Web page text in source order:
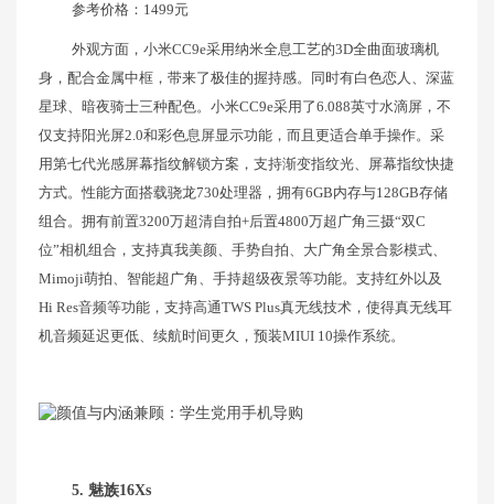
参考价格：1499元
外观方面，小米CC9e采用纳米全息工艺的3D全曲面玻璃机
身，配合金属中框，带来了极佳的握持感。同时有白色恋人、深蓝
星球、暗夜骑士三种配色。小米CC9e采用了6.088英寸水滴屏，不
仅支持阳光屏2.0和彩色息屏显示功能，而且更适合单手操作。采
用第七代光感屏幕指纹解锁方案，支持渐变指纹光、屏幕指纹快捷
方式。性能方面搭载骁龙730处理器，拥有6GB内存与128GB存储
组合。拥有前置3200万超清自拍+后置4800万超广角三摄“双C
位”相机组合，支持真我美颜、手势自拍、大广角全景合影模式、
Mimoji萌拍、智能超广角、手持超级夜景等功能。支持红外以及
Hi Res音频等功能，支持高通TWS Plus真无线技术，使得真无线耳
机音频延迟更低、续航时间更久，预装MIUI 10操作系统。
5. 魅族16Xs